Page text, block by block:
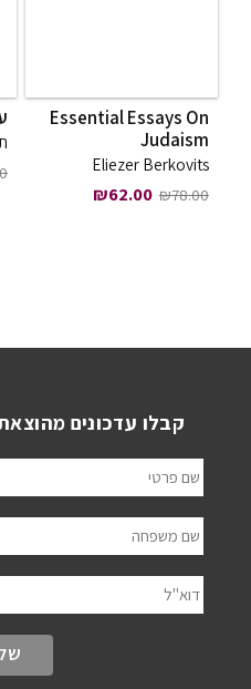
Essential Essays On
Judaism
Eliezer Berkovits
₪78.00 המחיר המקורי היה: ₪78.00.
₪62.00
קבלו עדכונים
שם פרטי
שם משפחה
דוא"ל